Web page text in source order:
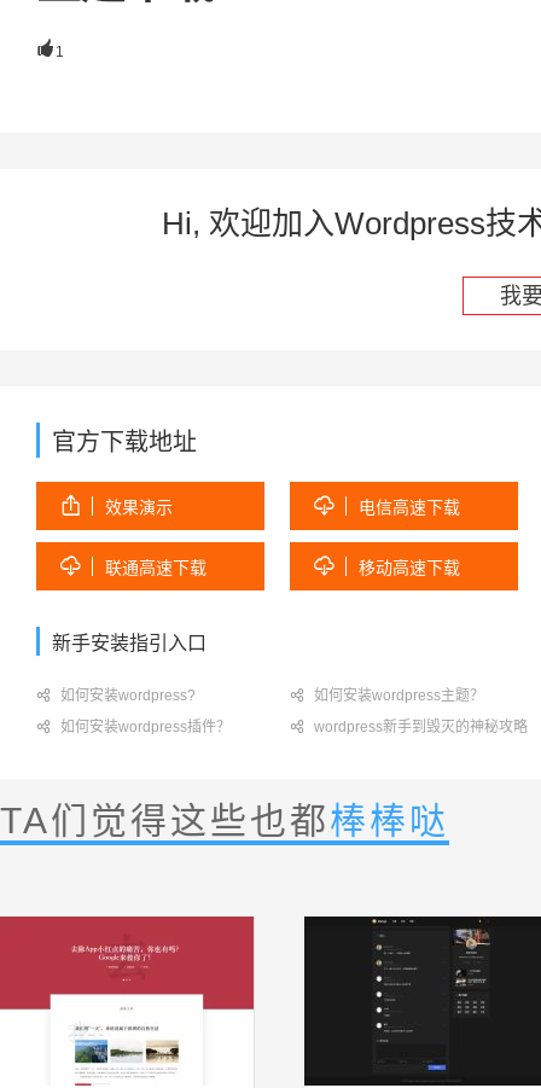
 1
Hi, 欢迎加入Wordpress技
我
官方下载地址
 效果演示  电信高速下载
 联通高速下载  移动高速下载
新手安装指引入口
 如何安装wordpress?  如何安装wordpress主题？
 如何安装wordpress插件？  wordpress新手到毁灭的神秘攻略
TA们觉得这些也都棒棒哒